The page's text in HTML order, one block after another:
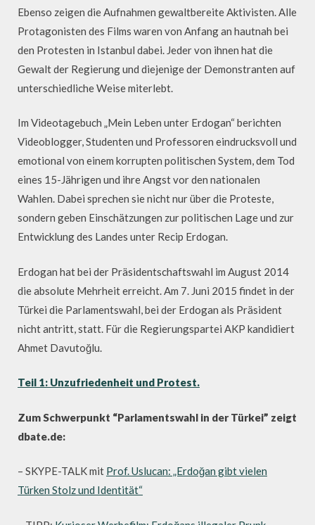
Ebenso zeigen die Aufnahmen gewaltbereite Aktivisten. Alle
Protagonisten des Films waren von Anfang an hautnah bei
den Protesten in Istanbul dabei. Jeder von ihnen hat die
Gewalt der Regierung und diejenige der Demonstranten auf
unterschiedliche Weise miterlebt.
Im Videotagebuch „Mein Leben unter Erdogan“ berichten
Videoblogger, Studenten und Professoren eindrucksvoll und
emotional von einem korrupten politischen System, dem Tod
eines 15-Jährigen und ihre Angst vor den nationalen
Wahlen. Dabei sprechen sie nicht nur über die Proteste,
sondern geben Einschätzungen zur politischen Lage und zur
Entwicklung des Landes unter Recip Erdogan.
Erdogan hat bei der Präsidentschaftswahl im August 2014
die absolute Mehrheit erreicht. Am 7. Juni 2015 findet in der
Türkei die Parlamentswahl, bei der Erdogan als Präsident
nicht antritt, statt. Für die Regierungspartei AKP kandidiert
Ahmet Davutoğlu.
Teil 1: Unzufriedenheit und Protest.
Zum Schwerpunkt “Parlamentswahl in der Türkei” zeigt
dbate.de:
– SKYPE-TALK mit Prof. Uslucan: „Erdoğan gibt vielen
Türken Stolz und Identität“